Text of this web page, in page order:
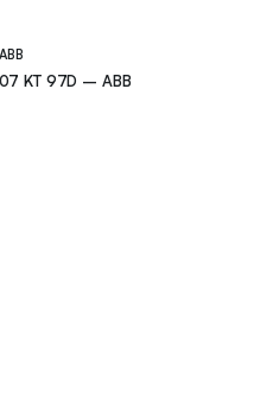
ABB
07 KT 97D – ABB